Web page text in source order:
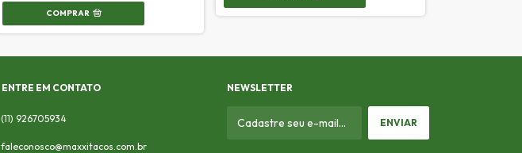
COMPRAR
ENTRE EM CONTATO
(11) 926705934
faleconosco@maxxitacos.com.br
NEWSLETTER